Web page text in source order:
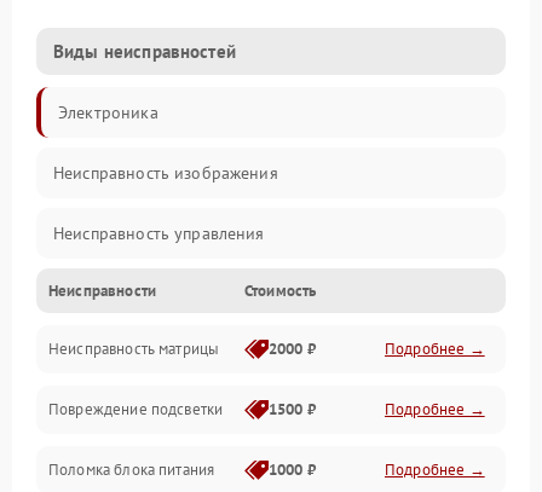
Виды неисправностей
Электроника
Неисправность изображения
Неисправность управления
Неисправность интерфейсов
Прочие неисправности
Неисправность звука
Механические повреждения
Неисправности Стоимость
Неисправность матрицы 2000 ₽ Подробнее →
Повреждение подсветки 1500 ₽ Подробнее →
Поломка блока питания 1000 ₽ Подробнее →